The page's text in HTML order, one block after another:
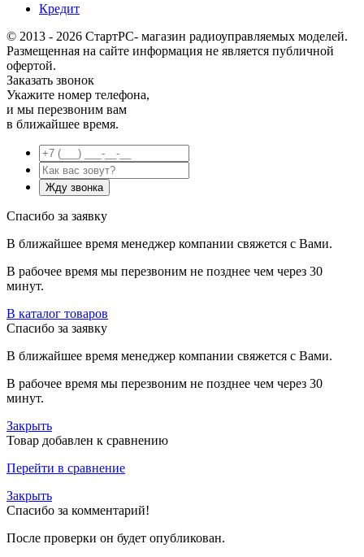
Кредит
© 2013 - 2026 СтартРС- магазин радиоуправляемых моделей.
Размещенная на сайте информация не является публичной
офертой.
Заказать звонок
Укажите номер телефона,
и мы перезвоним вам
в ближайшее время.
Спасибо за заявку
В ближайшее время менеджер компании свяжется с Вами.
В рабочее время мы перезвоним не позднее чем через 30
минут.
В каталог товаров
Спасибо за заявку
В ближайшее время менеджер компании свяжется с Вами.
В рабочее время мы перезвоним не позднее чем через 30
минут.
Закрыть
Товар добавлен к сравнению
Перейти в сравнение
Закрыть
Спасибо за комментарий!
После проверки он будет опубликован.